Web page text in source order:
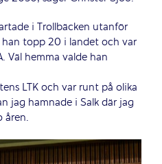
i Trollbäcken utanför
topp 20 i landet och var
Väl hemma valde han
LTK och var runt på olika
jag hamnade i Salk där jag
åren.